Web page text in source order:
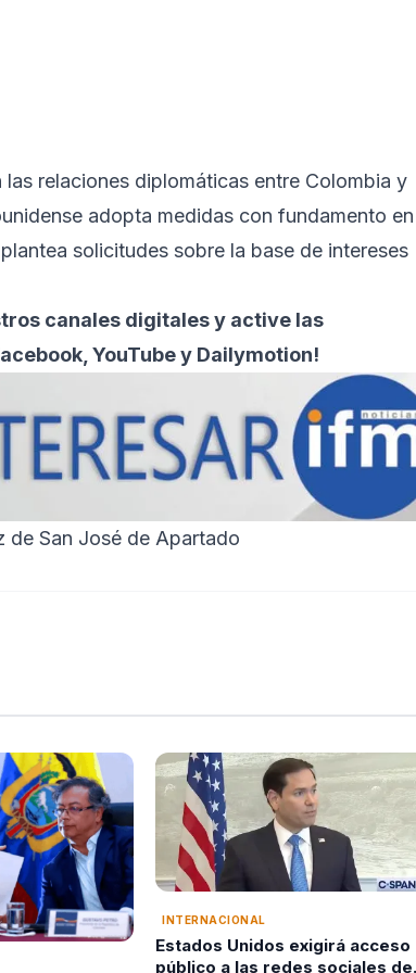
relaciones diplomáticas entre Colombia y
adopta medidas con fundamento
solicitudes sobre la base de intereses
canales digitales y active las
YouTube y Dailymotion!
de San José de Apartado
INTERNACIONAL
Estados Unidos exigirá acceso
público a las redes sociales de